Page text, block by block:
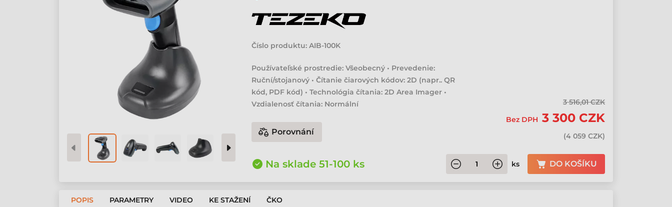
Číslo produktu: AIB-100K
Používateľské prostredie: Všeobecný • Prevedenie:
Ruční/stojanový • Čítanie čiarových kódov: 2D (napr.. QR
kód, PDF kód) • Technológia čítania: 2D Area Imager •
Vzdialenosť čítania: Normální
Porovnání
3 516,01 CZK
Bez DPH 3 300 CZK
(4 059 CZK)
Na sklade 51-100 ks ks DO KOŠÍKU
POPIS PARAMETRY VIDEO KE STAŽENÍ ČKO